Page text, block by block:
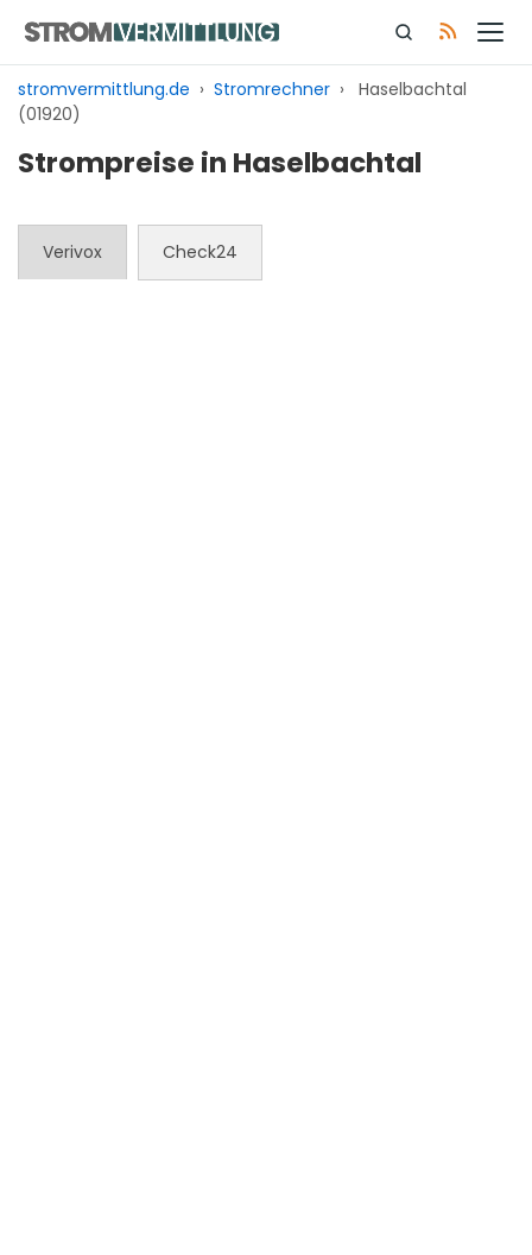
Inhalt
springen
stromvermittlung.de › Stromrechner › Haselbachtal
(01920)
Strompreise in Haselbachtal
Verivox Check24